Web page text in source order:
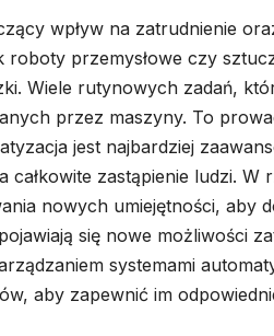
wpływ na zatrudnienie
przemysłowe czy
Wiele rutynowych zadań,
przez maszyny. To
jest najbardziej
zastąpienie ludzi.
nowych umiejętności, aby
się nowe możliwości
systemami
aby zapewnić im